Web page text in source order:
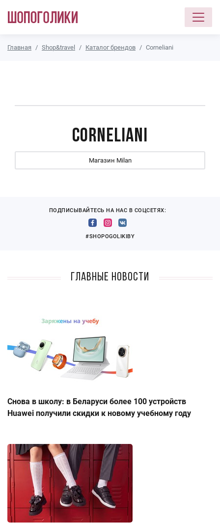
Главная Shop&travel Каталог брендов Corneliani
Corneliani
Магазин Milan
ПОДПИСЫВАЙТЕСЬ НА НАС В СОЦСЕТЯХ:
#SHOPOGOLIKIBY
Главные новости
Снова в школу: в Беларуси более 100 устройств
Huawei получили скидки к новому учебному году